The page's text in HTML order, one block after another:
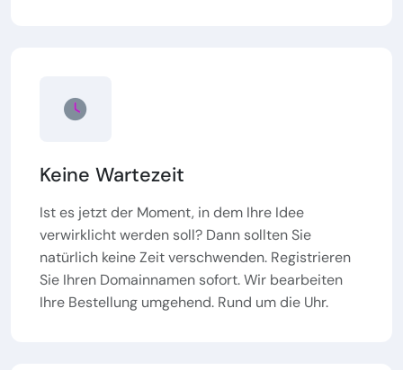
Keine Wartezeit
Ist es jetzt der Moment, in dem Ihre Idee
verwirklicht werden soll? Dann sollten Sie
natürlich keine Zeit verschwenden. Registrieren
Sie Ihren Domainnamen sofort. Wir bearbeiten
Ihre Bestellung umgehend. Rund um die Uhr.